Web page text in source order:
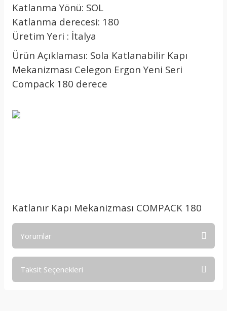
Katlanma Yönü: SOL
Katlanma derecesi: 180
Üretim Yeri : İtalya
Ürün Açıklaması: Sola Katlanabilir Kapı
Mekanizması Celegon Ergon Yeni Seri
Compack 180 derece
Katlanır Kapı Mekanizması COMPACK 180
Yorumlar
Taksit Seçenekleri